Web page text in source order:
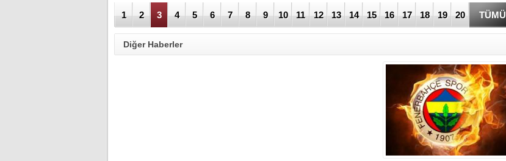
1 2 3 4 5 6 7 8 9 10 11 12 13 14 15 16 17 18 19 20 TÜMÜ
Diğer Haberler